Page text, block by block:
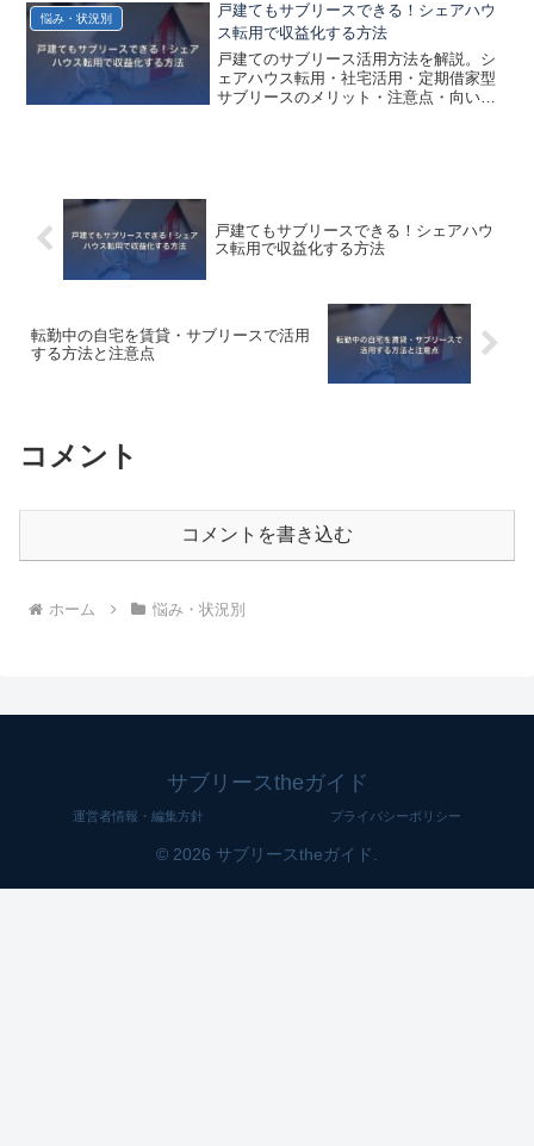
悩み・状況別
戸建てもサブリースできる！シェアハウ
ス転用で収益化する方法
戸建てのサブリース活用方法を解説。シ
ェアハウス転用・社宅活用・定期借家型
サブリースのメリット・注意点・向いて
戸建てもサブリースできる！シェアハウ
ス転用で収益化する方法
転勤中の自宅を賃貸・サブリースで活用
する方法と注意点
コメント
コメントを書き込む
ホーム 悩み・状況別
サブリースtheガイド
運営者情報・編集方針 プライバシーポリシー
© 2026 サブリースtheガイド.